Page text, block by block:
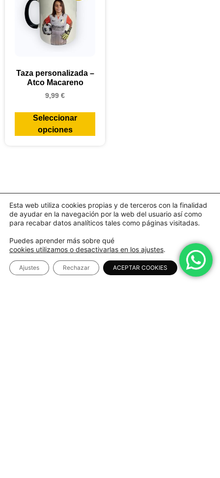
Taza personalizada –
Atco Macareno
9,99 €
Seleccionar
opciones
Esta web utiliza cookies propias y de terceros con la finalidad
de ayudar en la navegación por la web del usuario así como
para recabar datos analíticos tales como páginas visitadas.
Puedes aprender más sobre qué
cookies utilizamos o desactivarlas en los ajustes.
ACEPTAR COOKIES
Rechazar
Ajustes